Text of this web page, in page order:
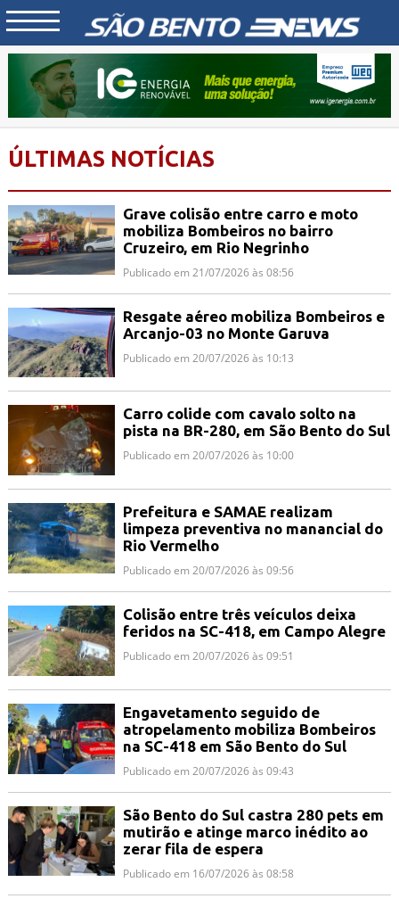
ÚLTIMAS NOTÍCIAS
Grave colisão entre carro e moto
mobiliza Bombeiros no bairro
Cruzeiro, em Rio Negrinho
Publicado em 21/07/2026 às 08:56
Resgate aéreo mobiliza Bombeiros e
Arcanjo-03 no Monte Garuva
Publicado em 20/07/2026 às 10:13
Carro colide com cavalo solto na
pista na BR-280, em São Bento do Sul
Publicado em 20/07/2026 às 10:00
Prefeitura e SAMAE realizam
limpeza preventiva no manancial do
Rio Vermelho
Publicado em 20/07/2026 às 09:56
Colisão entre três veículos deixa
feridos na SC-418, em Campo Alegre
Publicado em 20/07/2026 às 09:51
Engavetamento seguido de
atropelamento mobiliza Bombeiros
na SC-418 em São Bento do Sul
Publicado em 20/07/2026 às 09:43
São Bento do Sul castra 280 pets em
mutirão e atinge marco inédito ao
zerar fila de espera
Publicado em 16/07/2026 às 08:58